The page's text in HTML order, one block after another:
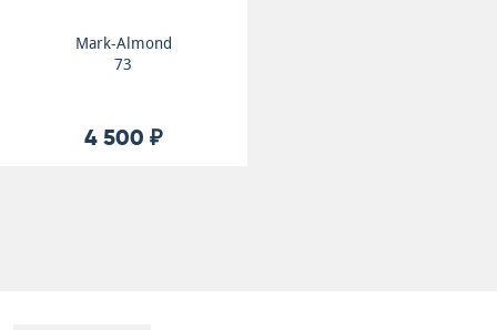
Mark-Almond
73
4 500 ₽